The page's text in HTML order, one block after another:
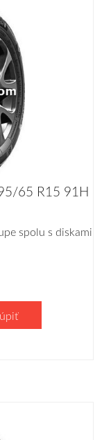
65 R15 91H
spolu s diskami